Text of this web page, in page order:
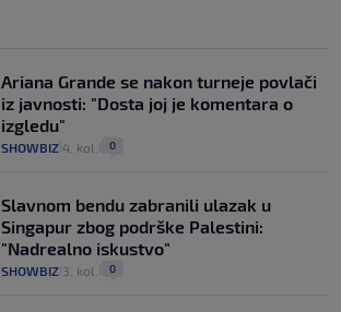
Ariana Grande se nakon turneje povlači
iz javnosti: "Dosta joj je komentara o
izgledu"
SHOWBIZ 4. kol. 0
Slavnom bendu zabranili ulazak u
Singapur zbog podrške Palestini:
"Nadrealno iskustvo"
SHOWBIZ 3. kol. 0